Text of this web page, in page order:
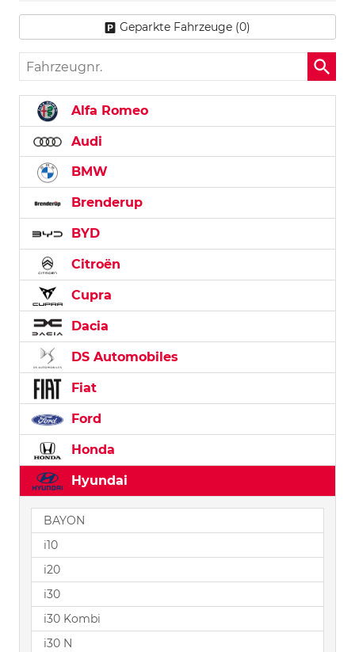
Geparkte Fahrzeuge (0)
Fahrzeugnr.
Alfa Romeo
Audi
BMW
Brenderup
BYD
Citroën
Cupra
Dacia
DS Automobiles
Fiat
Ford
Honda
Hyundai
BAYON
i10
i20
i30
i30 Kombi
i30 N